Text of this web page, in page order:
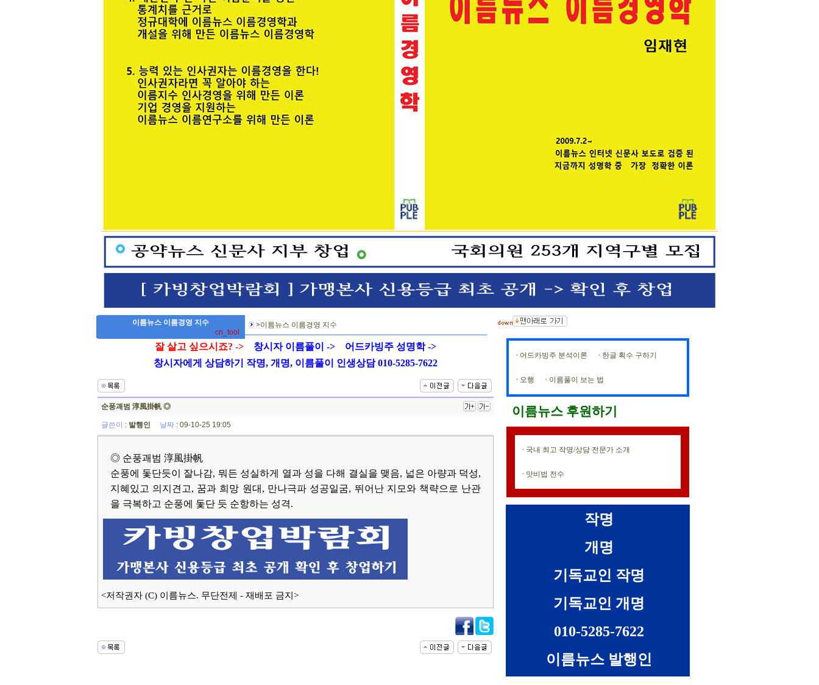
이름뉴스 이름경영 지수
cn_tool
>이름뉴스 이름경영 지수
잘 살고 싶으시죠? -> 창시자 이름풀이 ->
어드카빙주 성명학 ->
창시자에게 상담하기 작명, 개명, 이름풀이 인생상담 010-5285-7622
순풍괘범 淳風掛帆 ◎
글쓴이 : 발행인 날짜 : 09-10-25 19:05
◎ 순풍괘범 淳風掛帆
순풍에 돛단듯이 잘나감, 뭐든 성실하게 열과 성을 다해 결실을 맺음, 넓은 아량과 덕성,
지혜있고 의지견고, 꿈과 희망 원대, 만나극파 성공일굼, 뛰어난 지모와 책략으로 난관
을 극복하고 순풍에 돛단 듯 순항하는 성격.
<저작권자 (C) 이름뉴스. 무단전제 - 재배포 금지>
어드카빙주 분석이론 한글 획수 구하기
오행 이름풀이 보는 법
이름뉴스 후원하기
국내 최고 작명/상담 전문가 소개
맛비법 전수
작명
개명
기독교인 작명
기독교인 개명
010-5285-7622
이름뉴스 발행인